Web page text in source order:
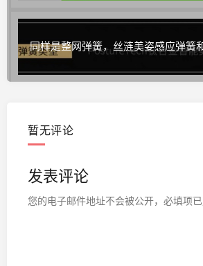
同样是整网弹簧，丝涟美姿感应弹簧
暂无评论
发表评论
您的电子邮件地址不会被公开， 必填项